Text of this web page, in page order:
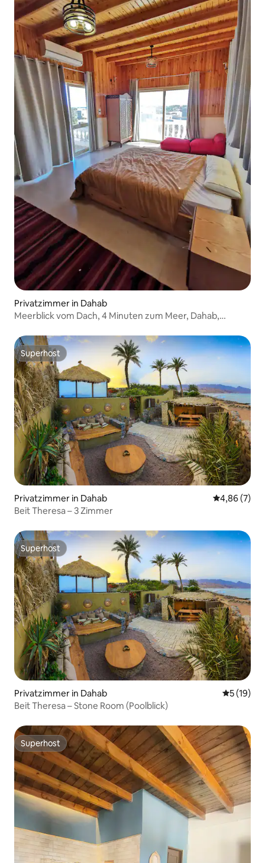
Privatzimmer in Dahab
Meerblick vom Dach, 4 Minuten zum Meer, Dahab,
Superhost
Superhost
Privatzimmer in Dahab
4,86 (7)
Beit Theresa – 3 Zimmer
Superhost
Superhost
Privatzimmer in Dahab
5 (19)
Beit Theresa – Stone Room (Poolblick)
Superhost
Superhost